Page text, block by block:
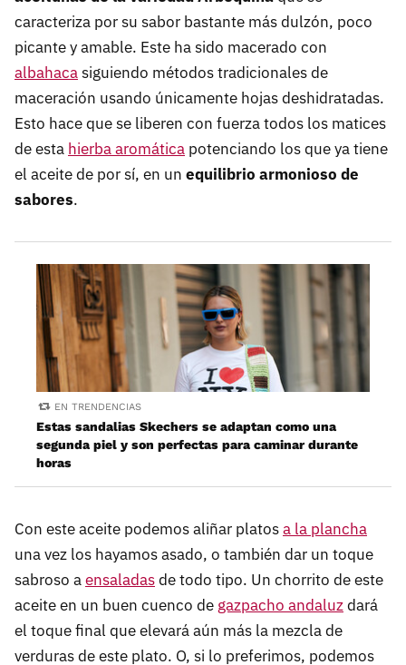
caracteriza por su sabor bastante más dulzón, poco
picante y amable. Este ha sido macerado con
albahacasiguiendo métodos tradicionales de
maceración usando únicamente hojas deshidratadas.
Esto hace que se liberen con fuerza todos los matices
de esta hierba aromática potenciando los que ya tiene
el aceite de por sí, en un equilibrio armonioso de
sabores.
EN TRENDENCIAS
Estas sandalias Skechers se adaptan como una
segunda piel y son perfectas para caminar durante
horas
Con este aceite podemos aliñar platosa la plancha
una vez los hayamos asado, o también dar un toque
sabroso aensaladasde todo tipo. Un chorrito de este
aceite en un buen cuenco de gazpacho andaluzdará
el toque final que elevará aún más la mezcla de
verduras de este plato. O, si lo preferimos, podemos